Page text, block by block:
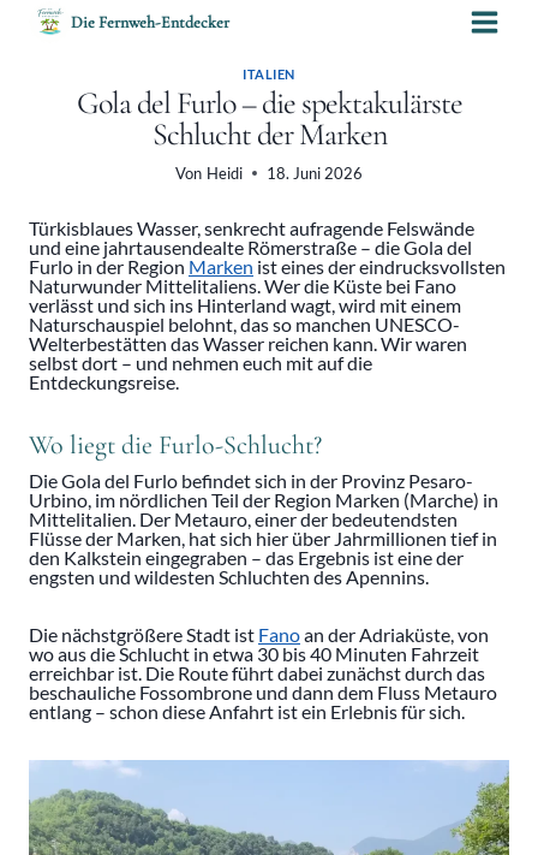
Inhalt
Die Fernweh-Entdecker
ITALIEN
Gola del Furlo – die spektakulärste
Schlucht der Marken
Von Heidi 18. Juni 2026
Türkisblaues Wasser, senkrecht aufragende Felswände
und eine jahrtausendealte Römerstraße – die Gola del
Furlo in der Region Marken ist eines der eindrucksvollsten
Naturwunder Mittelitaliens. Wer die Küste bei Fano
verlässt und sich ins Hinterland wagt, wird mit einem
Naturschauspiel belohnt, das so manchen UNESCO-
Welterbestätten das Wasser reichen kann. Wir waren
selbst dort – und nehmen euch mit auf die
Entdeckungsreise.
Wo liegt die Furlo-Schlucht?
Die Gola del Furlo befindet sich in der Provinz Pesaro-
Urbino, im nördlichen Teil der Region Marken (Marche) in
Mittelitalien. Der Metauro, einer der bedeutendsten
Flüsse der Marken, hat sich hier über Jahrmillionen tief in
den Kalkstein eingegraben – das Ergebnis ist eine der
engsten und wildesten Schluchten des Apennins.
Die nächstgrößere Stadt ist Fanoan der Adriaküste, von
wo aus die Schlucht in etwa 30 bis 40 Minuten Fahrzeit
erreichbar ist. Die Route führt dabei zunächst durch das
beschauliche Fossombrone und dann dem Fluss Metauro
entlang – schon diese Anfahrt ist ein Erlebnis für sich.